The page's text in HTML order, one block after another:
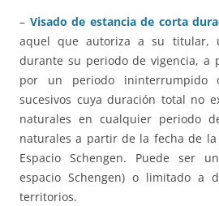
– Visado de estancia de corta
aquel que autoriza a su titular,
durante su periodo de vigencia, a
por un periodo ininterrumpido
sucesivos cuya duración total no
naturales en cualquier periodo
naturales a partir de la fecha de
Espacio Schengen. Puede ser
espacio Schengen) o limitado a
territorios.